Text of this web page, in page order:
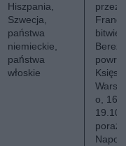
Hiszpania,
Szwecja,
państwa
niemieckie,
państwa
włoskie
przez
bitwie
o, 16-